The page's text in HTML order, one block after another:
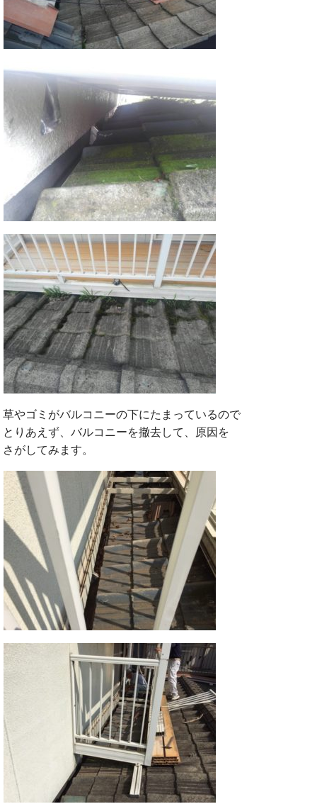
草やゴミがバルコニーの下にたまっているので
とりあえず、バルコニーを撤去して、原因を
さがしてみます。